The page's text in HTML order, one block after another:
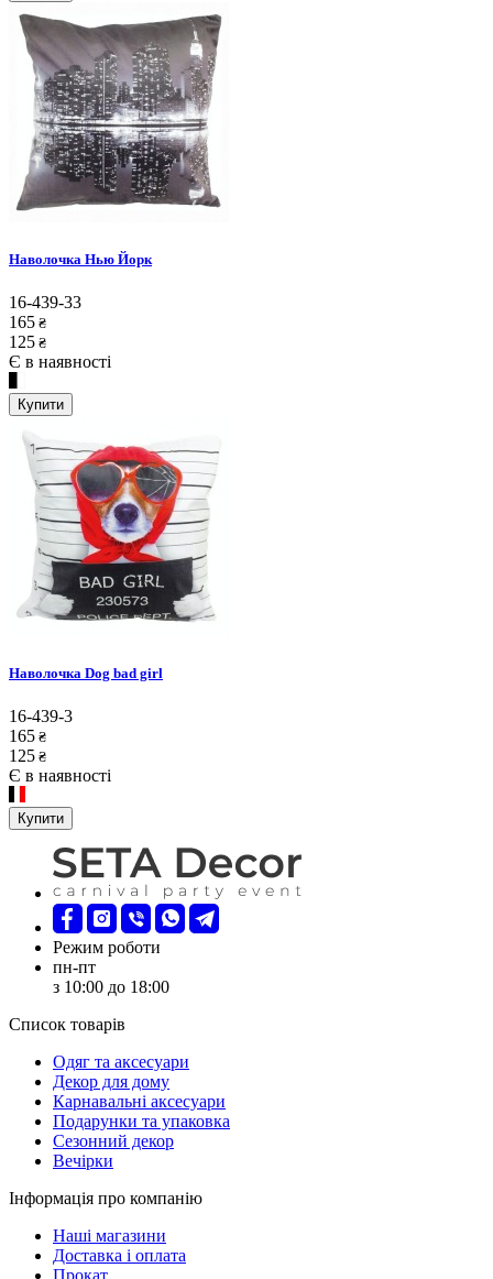
Наволочка Нью Йорк
16-439-33
165 ₴
125 ₴
Є в наявності
Купити
Наволочка Dog bad girl
16-439-3
165 ₴
125 ₴
Є в наявності
Купити
Режим роботи
пн-пт
з 10:00 до 18:00
Список товарів
Oдяг та аксесуари
Декор для дому
Карнавальні аксесуари
Подарунки та упаковка
Сезонний декор
Вечірки
Інформація про компанію
Наші магазини
Доставка і оплата